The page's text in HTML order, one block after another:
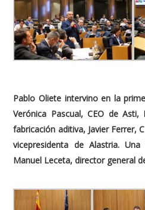
Pablo Oliete intervino en la
Verónica Pascual, CEO de
fabricación aditiva, Javier Ferrer,
vicepresidenta de Alastria.
Manuel Leceta, director general